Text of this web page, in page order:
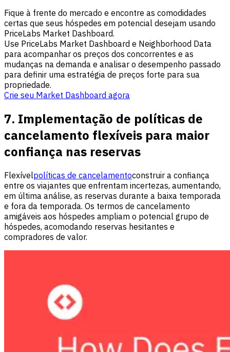
Fique à frente do mercado e encontre as comodidades
certas que seus hóspedes em potencial desejam usando
PriceLabs Market Dashboard.
Use PriceLabs Market Dashboard e Neighborhood Data
para acompanhar os preços dos concorrentes e as
mudanças na demanda e analisar o desempenho passado
para definir uma estratégia de preços forte para sua
propriedade.
Crie seu Market Dashboard agora
7. Implementação de políticas de
cancelamento flexíveis para maior
confiança nas reservas
Flexívelpolíticas de cancelamentoconstruir a confiança
entre os viajantes que enfrentam incertezas, aumentando,
em última análise, as reservas durante a baixa temporada
e fora da temporada. Os termos de cancelamento
amigáveis ​​aos hóspedes ampliam o potencial grupo de
hóspedes, acomodando reservas hesitantes e
compradores de valor.